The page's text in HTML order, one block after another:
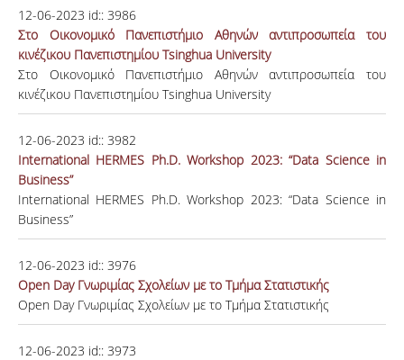
12-06-2023 id:: 3986
Στο Οικονομικό Πανεπιστήμιο Αθηνών αντιπροσωπεία του
κινέζικου Πανεπιστημίου Tsinghua University
Στο Οικονομικό Πανεπιστήμιο Αθηνών αντιπροσωπεία του
κινέζικου Πανεπιστημίου Tsinghua University
12-06-2023 id:: 3982
International HERMES Ph.D. Workshop 2023: “Data Science in
Business”
International HERMES Ph.D. Workshop 2023: “Data Science in
Business”
12-06-2023 id:: 3976
Open Day Γνωριμίας Σχολείων με το Τμήμα Στατιστικής
Open Day Γνωριμίας Σχολείων με το Τμήμα Στατιστικής
12-06-2023 id:: 3973